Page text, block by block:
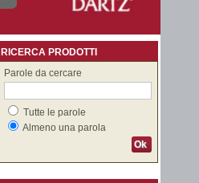
RICERCA PRODOTTI
Parole da cercare
Tutte le parole
Almeno una parola
Ok